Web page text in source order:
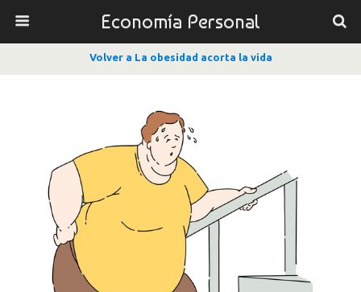
Economía Personal
Volver a La obesidad acorta la vida